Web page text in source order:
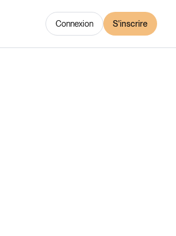
Connexion S'inscrire